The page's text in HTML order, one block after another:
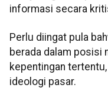
informasi secara
Perlu diingat pula
berada dalam posisi
kepentingan
ideologi pasar.